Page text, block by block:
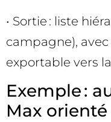
• Sortie : liste
campagne),
exportable vers
Exemple :
Max orienté